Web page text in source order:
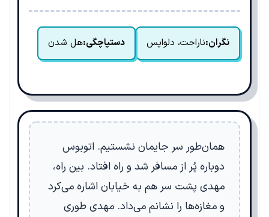
نگران:ناراحت، دلواپس دستپاچگی:هل شدن
همان‌طور سر جایمان نشستیم. اتوبوس
دوباره پُر از مسافر شد و راه افتاد. بین راه،
مهدی پشت سر هم به خیابان اشاره می‌کرد
و مغازه‌ها را نشانم می‌داد. مهدی طوری